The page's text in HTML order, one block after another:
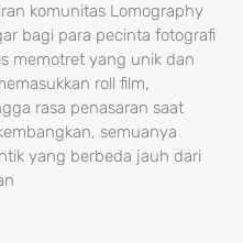
komunitas Lomography
bagi para pecinta fotografi
memotret yang unik dan
roll film,
rasa penasaran saat
semuanya
yang berbeda jauh dari